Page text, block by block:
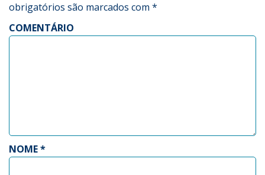
obrigatórios são marcados com *
COMENTÁRIO
NOME*